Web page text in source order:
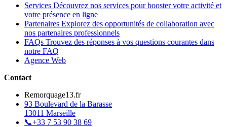
Services Découvrez nos services pour booster votre activité et
votre présence en ligne
Partenaires Explorez des opportunités de collaboration avec
nos partenaires professionnels
FAQs Trouvez des réponses à vos questions courantes dans
notre FAQ
Agence Web
Contact
Remorquage13.fr
93 Boulevard de la Barasse
13011 Marseille
📞+33 7 53 90 38 69